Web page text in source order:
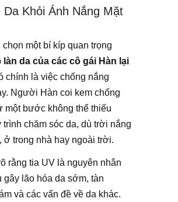
Da Khỏi Ánh Nắng Mặt
chọn một bí kíp quan trọng
làn da của các cô gái Hàn lại
chính là việc chống nắng
Người Hàn coi kem chống
một bước không thể thiếu
trình chăm sóc da, dù trời nắng
ở trong nhà hay ngoài trời.
rằng tia UV là nguyên nhân
gây lão hóa da sớm, tàn
và các vấn đề về da khác.